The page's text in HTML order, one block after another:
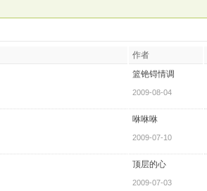
作者
篮铯锝情调
2009-08-04
咻咻咻
2009-07-10
顶层的心
2009-07-03